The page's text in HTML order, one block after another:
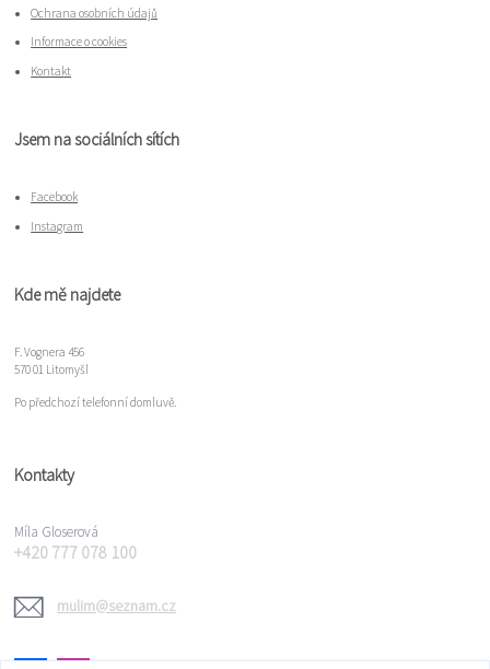
Ochrana osobních údajů
Informace o cookies
Kontakt
Jsem na sociálních sítích
Facebook
Instagram
Kde mě najdete
F. Vognera 456
570 01 Litomyšl
Po předchozí telefonní domluvě.
Kontakty
Míla Gloserová
+420 777 078 100
mulim@seznam.cz